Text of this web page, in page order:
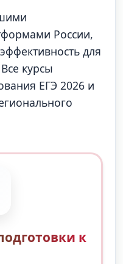
России,
для
курсы
ЕГЭ 2026 и
к